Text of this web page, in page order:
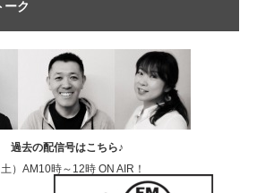
ク
過去の配信号はこちら♪
）AM10時～12時 ON AIR！